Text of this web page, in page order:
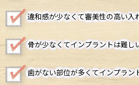
違和感が少なくて審美性の高い入
骨が少なくてインプラントは難し
歯がない部位が多くてインプラン